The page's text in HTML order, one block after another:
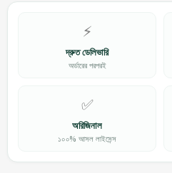
⚡
দ্রুত ডেলিভারি
অর্ডারের পরপরই
✅
অরিজিনাল
১০০% আসল লাইসেন্স